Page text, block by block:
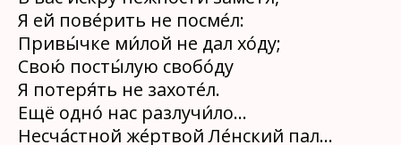
Я ей пове́рить не посме́л:
Привы́чке ми́лой не дал хо́ду;
Свою́ посты́лую свобо́ду
Я потеря́ть не захоте́л.
Ещё одно́ нас разлучи́ло…
Несча́стной же́ртвой Ле́нский пал…